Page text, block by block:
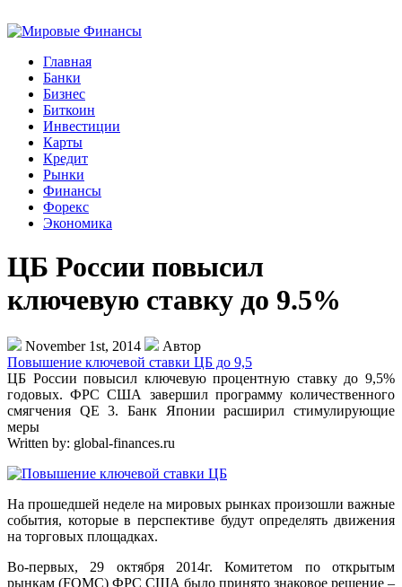
Главная
Банки
Бизнес
Биткоин
Инвестиции
Карты
Кредит
Рынки
Финансы
Форекс
Экономика
ЦБ России повысил
ключевую ставку до 9.5%
November 1st, 2014
Автор
Повышение ключевой ставки ЦБ до 9,5
ЦБ России повысил ключевую процентную ставку до 9,5%
годовых. ФРС США завершил программу количественного
смягчения QE 3. Банк Японии расширил стимулирующие
меры
Written by: global-finances.ru
На прошедшей неделе на мировых рынках произошли важные
события, которые в перспективе будут определять движения
на торговых площадках.
Во-первых, 29 октября 2014г. Комитетом по открытым
рынкам (FOMC) ФРС США было принято знаковое решение –